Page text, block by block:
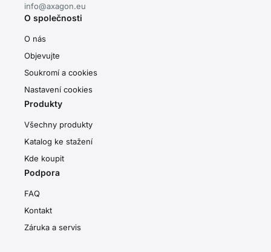
info@axagon.eu
O společnosti
O nás
Objevujte
Soukromí a cookies
Nastavení cookies
Produkty
Všechny produkty
Katalog ke stažení
Kde koupit
Podpora
FAQ
Kontakt
Záruka a servis